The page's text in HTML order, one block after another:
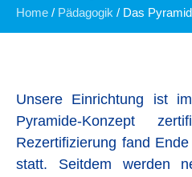
Home / Pädagogik / Das
Unsere Einrichtung ist
Pyramide-Konzept
Rezertifizierung fand
statt. Seitdem werden